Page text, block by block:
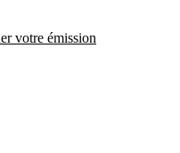
votre émission